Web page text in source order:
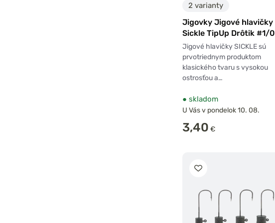
2 varianty
Jigovky Jigové hlavičky
Sickle TipUp Drôtik #1/0
5ks
Jigové hlavičky SICKLE sú
prvotriednym produktom
klasického tvaru s vysokou
ostrosťou a…
● skladom
U Vás v pondelok 10. 08.
3,40 €